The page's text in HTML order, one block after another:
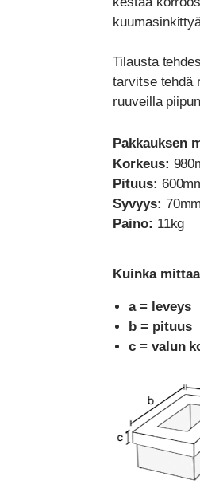
Tilausta
tarvitse tehdä
ruuveilla
Pakkauksen
Korkeus:
Pituus:
Syvyys: 70mm
Paino: 11kg
Kuinka
a = leveys
b = pituus
c = valun